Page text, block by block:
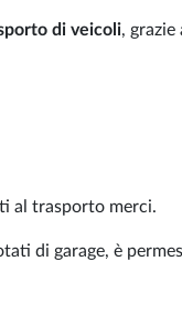
di veicoli, grazie
al trasporto merci.
di garage, è